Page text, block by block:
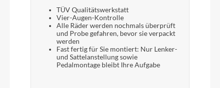
TÜV Qualitätswerkstatt
Vier-Augen-Kontrolle
Alle Räder werden nochmals überprüft
und Probe gefahren, bevor sie verpackt
werden
Fast fertig für Sie montiert: Nur Lenker-
und Sattelanstellung sowie
Pedalmontage bleibt Ihre Aufgabe